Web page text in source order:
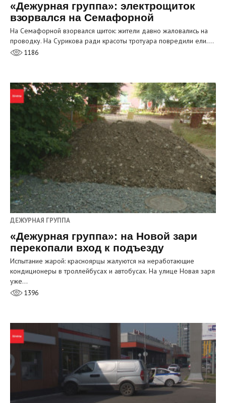
«Дежурная группа»: электрощиток
взорвался на Семафорной
На Семафорной взорвался щиток: жители давно жаловались на
проводку. На Сурикова ради красоты тротуара повредили ели.…
1186
ДЕЖУРНАЯ ГРУППА
«Дежурная группа»: на Новой зари
перекопали вход к подъезду
Испытание жарой: красноярцы жалуются на неработающие
кондиционеры в троллейбусах и автобусах. На улице Новая заря
уже…
1396